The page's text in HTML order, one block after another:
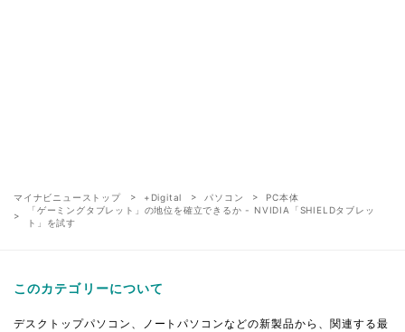
マイナビニューストップ +Digital パソコン
PC本体
「ゲーミングタブレット」の地位を確立できるか - NVIDIA「SHIELDタブレッ
ト」を試す
このカテゴリーについて
デスクトップパソコン、ノートパソコンなどの新製品から、関連する最